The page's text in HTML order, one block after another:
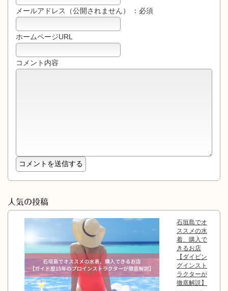
メールアドレス（公開されません） ：必須
ホームページURL
コメント内容
人気の投稿
石垣島でオ
ススメの水
着、購入で
きるお店
【ダイビン
グインスト
ラクターが
徹底解説】